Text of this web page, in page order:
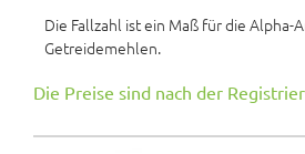
Die Fallzahl ist ein Maß für die Alpha-
Getreidemehlen.
Die Preise sind nach der